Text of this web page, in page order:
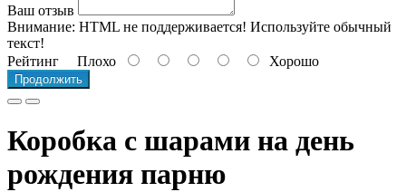
Ваш отзыв
Внимание: HTML не поддерживается! Используйте обычный
текст!
Рейтинг Плохо Хорошо
Продолжить
Коробка с шарами на день
рождения парню